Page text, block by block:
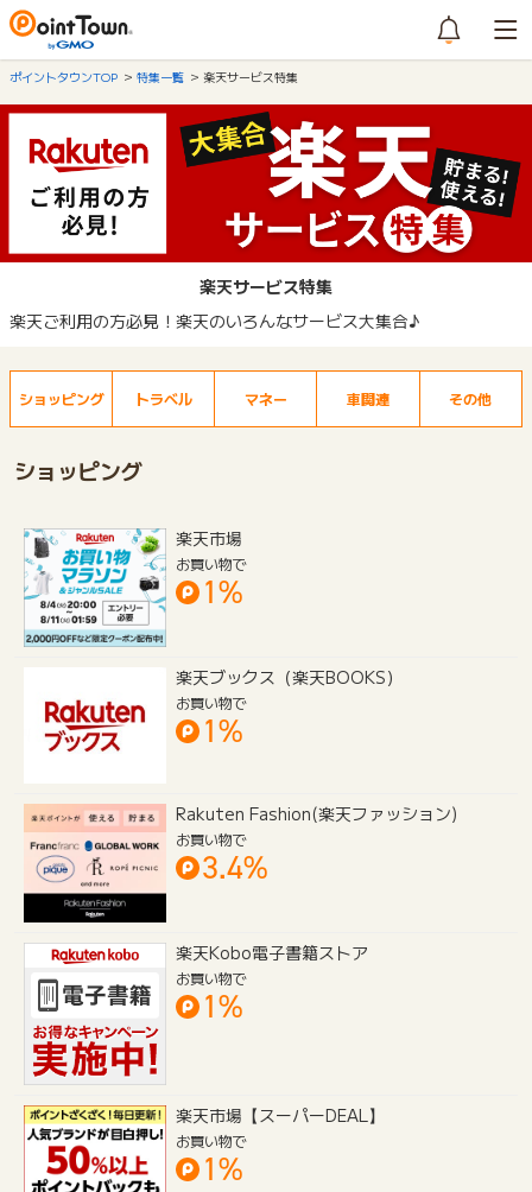
ポイントタウンTOP 特集一覧 楽天サービス特集
楽天サービス特集
楽天ご利用の方必見！楽天のいろんなサービス大集合♪
ショッピング トラベル マネー 車関連 その他
ショッピング
楽天市場
お買い物で
1%
楽天ブックス（楽天BOOKS）
お買い物で
1%
Rakuten Fashion(楽天ファッション)
お買い物で
3.4%
楽天Kobo電子書籍ストア
お買い物で
1%
楽天市場【スーパーDEAL】
お買い物で
1%